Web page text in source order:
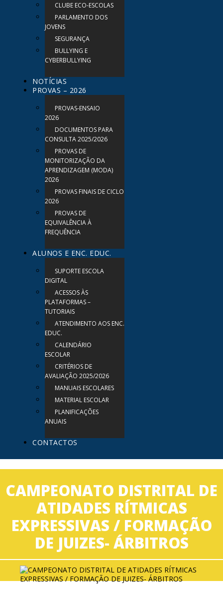
CLUBE ECO-ESCOLAS
PARLAMENTO DOS
JOVENS
SEGURANÇA
BULLYING E
CYBERBULLYING
NOTÍCIAS
PROVAS – 2026
PROVAS-ENSAIO
2026
DOCUMENTOS PARA
CONSULTA 2025/2026
PROVAS DE
MONITORIZAÇÃO DA
APRENDIZAGEM (MODA)
2026
PROVAS FINAIS DE CICLO
2026
PROVAS DE
EQUIVALÊNCIA À
FREQUÊNCIA
ALUNOS E ENC. EDUC.
SUPORTE ESCOLA
DIGITAL
ACESSOS ÀS
PLATAFORMAS –
TUTORIAIS
ATENDIMENTO AOS ENC.
EDUC.
CALENDÁRIO
ESCOLAR
CRITÉRIOS DE
AVALIAÇÃO 2025/2026
MANUAIS ESCOLARES
MATERIAL ESCOLAR
PLANIFICAÇÕES
ANUAIS
CONTACTOS
CAMPEONATO DISTRITAL DE
ATIDADES RÍTMICAS
EXPRESSIVAS / FORMAÇÃO
DE JUIZES- ÁRBITROS